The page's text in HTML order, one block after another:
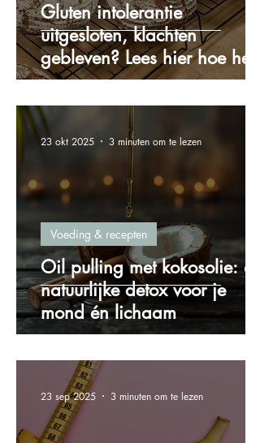
Gluten intolerantie
uitgesloten, klachten
gebleven? Lees hier hoe het
zit!
Oil pulling met kokosolie: de
natuurlijke detox voor je
mond én lichaam
Voeding & recepten
23 okt 2025 3 minuten om te lezen
23 sep 2025 3 minuten om te lezen